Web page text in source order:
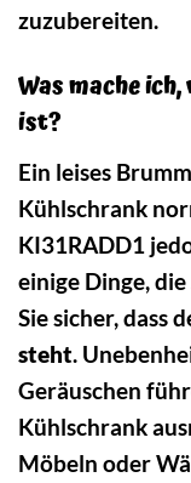
zuzubereiten.
Was mache
ist?
Ein leises
Kühlschrank
KI31RADD1
einige Dinge,
Sie sicher, dass
steht.
Geräuschen
Kühlschrank
Möbeln oder